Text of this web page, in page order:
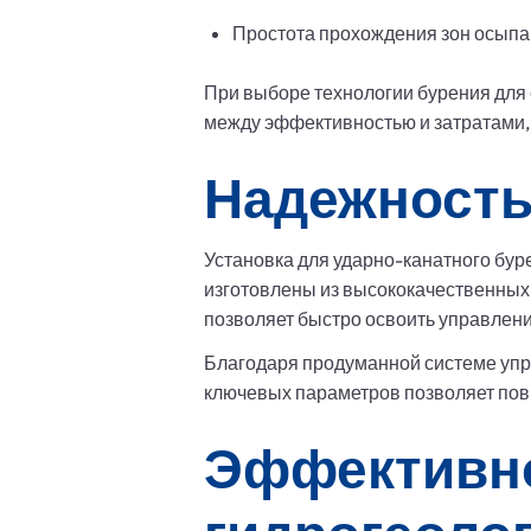
Простота прохождения зон
При выборе технологии бурения
между эффективностью и
Установка для ударно-канатного
изготовлены из
позволяет быстро освоить
Благодаря продуманной системе
ключевых параметров позволяет